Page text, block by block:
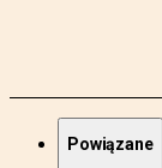
Powiązane